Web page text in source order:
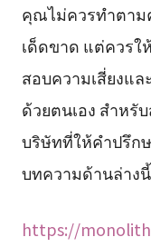
คุณไม่ควรทำตาม
เด็ดขาด แต่ควรใ
สอบความเสี่ยงแ
ด้วยตนเอง สำห
บริษัทที่ให้คำปรึก
บทความด้านล่างนี้
https://